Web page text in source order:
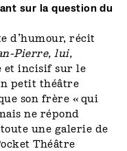
sur la question du
d’humour, récit
Pierre, lui,
et incisif sur le
petit théâtre
son frère « qui
ne répond
une galerie de
Théâtre